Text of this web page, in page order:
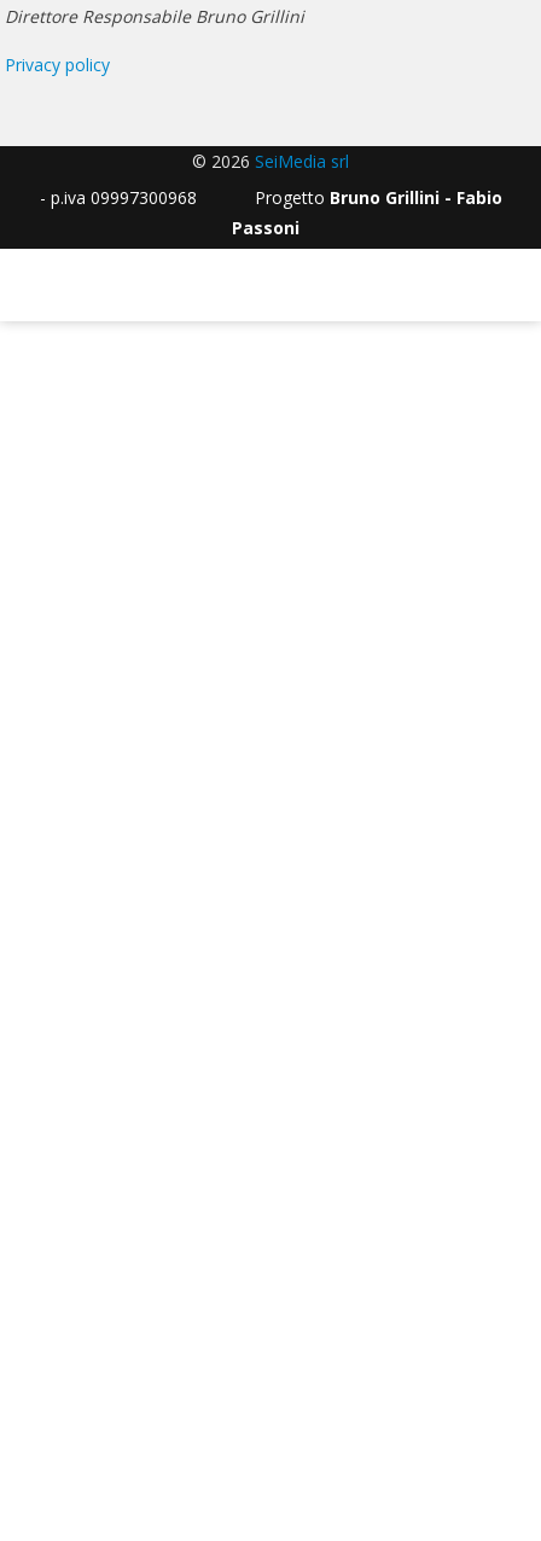
Direttore Responsabile Bruno Grillini
Privacy policy
© 2026 SeiMedia srl
- p.iva 09997300968 Progetto Bruno Grillini - Fabio
Passoni